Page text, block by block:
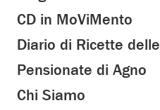
CD in MoViMento
Diario di Ricette delle
Pensionate di Agno
Chi Siamo